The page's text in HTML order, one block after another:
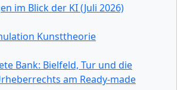
im Blick der KI (Juli 2026)
Kunsttheorie
Bank: Bielfeld, Tur und die
am Ready-made